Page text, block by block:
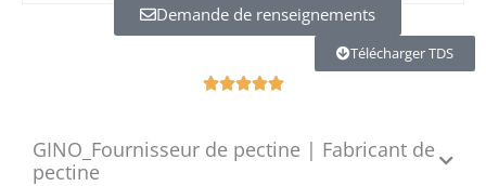
Demande de renseignements
Télécharger TDS
R
e
GINO_Fournisseur de pectine | Fabricant de
pectine